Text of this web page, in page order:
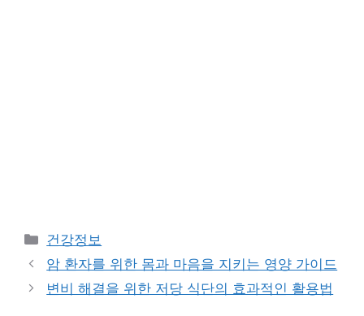
Categories
건강정보
암 환자를 위한 몸과 마음을 지키는 영양 가이드
변비 해결을 위한 저당 식단의 효과적인 활용법